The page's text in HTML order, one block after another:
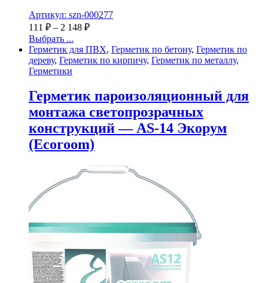
Артикул: szn-000277
111 ₽ – 2 148 ₽
Выбрать ...
Герметик для ПВХ, Герметик по бетону, Герметик по
дереву, Герметик по кирпичу, Герметик по металлу,
Герметики
Герметик пароизоляционный для
монтажа светопрозрачных
конструкций — AS-14 Экорум
(Ecoroom)